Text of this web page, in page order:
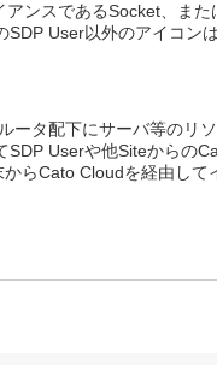
ンスであるSocket、また
User以外のアイコン
ータ配下にサーバ等のリ
SDP Userや他Siteからの
らCato Cloudを経由して